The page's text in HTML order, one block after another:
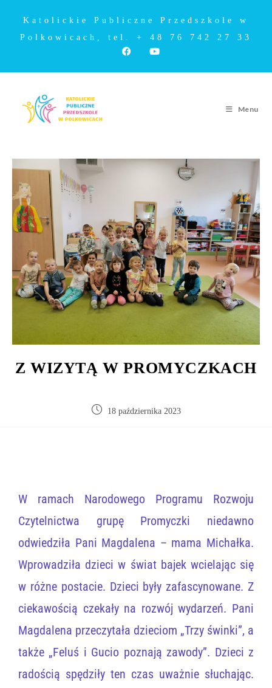
Katolickie Publiczne Przedszkole w
Polkowicach, tel. + 48 76 742 27 33
Menu
Z WIZYTĄ W PROMYCZKACH
18 października 2023
W ramach Narodowego Programu Rozwoju
Czytelnictwa grupę Promyczki niedawno
odwiedziła Pani Magdalena – mama Michałka.
Wprowadziła dzieci w świat bajek wcielając się
w różne postacie. Dzieci były zafascynowane. Z
ciekawością czekały na rozwój wydarzeń. Pani
Magdalena przeczytała dzieciom „Trzy świnki”, a
także „Feluś i Gucio poznają zawody”. Dzieci z
radością spędziły ten czas uważnie słuchając.